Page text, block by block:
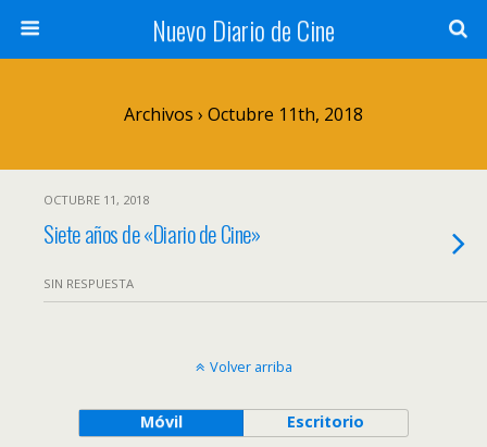
Nuevo Diario de Cine
Archivos › Octubre 11th, 2018
OCTUBRE 11, 2018
Siete años de «Diario de Cine»
SIN RESPUESTA
Volver arriba
Móvil Escritorio